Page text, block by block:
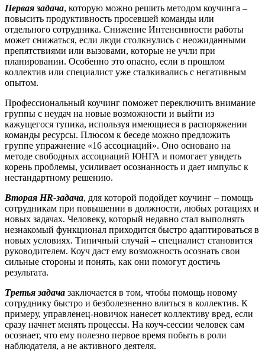
Первая задача, которую можно решить методом коучинга–
повысить продуктивность просевшей команды или
отдельного сотрудника. Снижение Интенсивности работы
может снижаться, если люди столкнулись с неожиданными
препятствиями или вызовами, которые не учли при
планировании. Особенно это опасно, если в прошлом
коллектив или специалист уже сталкивались с негативным
опытом.
Профессиональный коучинг поможет переключить внимание
группы с неудач на новые возможности и выйти из
кажущегося тупика, используя имеющиеся в распоряжении
команды ресурсы. Плюсом к беседе можно предложить
группе упражнение «16 ассоциаций». Оно основано на
методе свободных ассоциаций ЮНГА и помогает увидеть
корень проблемы, усиливает осознанность и дает импульс к
нестандартному решению.
Вторая HR-задача, для которой подойдет коучинг – помощь
сотрудникам при повышении в должности, любых ротациях и
новых задачах. Человеку, который недавно стал выполнять
незнакомый функционал приходится быстро адаптироваться в
новых условиях. Типичный случай – специалист становится
руководителем. Коуч даст ему возможность осознать свои
сильные стороны и понять, как они помогут достичь
результата.
Третья задача заключается в том, чтобы помощь новому
сотруднику быстро и безболезненно влиться в коллектив. К
примеру, управленец-новичок нанесет коллективу вред, если
сразу начнет менять процессы. На коуч-сессии человек сам
осознает, что ему полезно первое время побыть в роли
наблюдателя, а не активного деятеля.